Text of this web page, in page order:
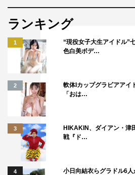
ランキング
1
“現役女子大生アイドル”
色白美ボデ…
2
軟体Iカップグラビアアイ
「おは…
3
HIKAKIN、ダイアン・津
戦『ド…
4
小日向結衣らグラドル6